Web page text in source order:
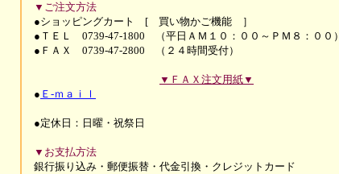
▼ご注文方法
●ショッピングカート [ 買い物かご機能 ］
●ＴＥＬ 0739-47-1800 （平日ＡＭ１０：００～ＰＭ８：００）
●ＦＡＸ 0739-47-2800 （２４時間受付）
▼ＦＡＸ注文用紙▼
● Ｅ-ｍａｉｌ
●定休日：日曜・祝祭日
▼お支払方法
銀行振り込み・郵便振替・代金引換・ クレジットカード